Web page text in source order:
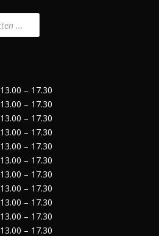
13.00 – 17.30
13.00 – 17.30
13.00 – 17.30
13.00 – 17.30
13.00 – 17.30
13.00 – 17.30
13.00 – 17.30
13.00 – 17.30
13.00 – 17.30
13.00 – 17.30
13.00 – 17.30